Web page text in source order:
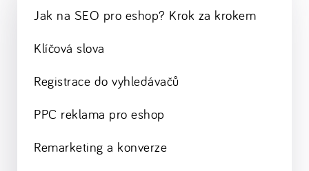
Jak na SEO pro eshop? Krok za krokem
Klíčová slova
Registrace do vyhledávačů
PPC reklama pro eshop
Remarketing a konverze